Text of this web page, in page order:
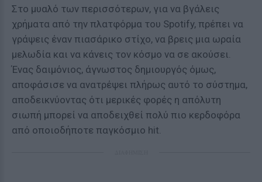
Στο μυαλό των περισσότερων, για να βγάλεις
χρήματα από την πλατφόρμα του Spotify, πρέπει να
γράψεις έναν πιασάρικο στίχο, να βρεις μια ωραία
μελωδία και να κάνεις τον κόσμο να σε ακούσει.
Ένας δαιμόνιος, άγνωστος δημιουργός όμως,
αποφάσισε να ανατρέψει πλήρως αυτό το σύστημα,
αποδεικνύοντας ότι μερικές φορές η απόλυτη
σιωπή μπορεί να αποδειχθεί πολύ πιο κερδοφόρα
από οποιοδήποτε παγκόσμιο hit.